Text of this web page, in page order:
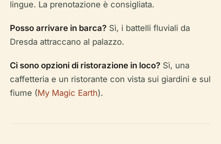
lingue. La prenotazione è consigliata.
Posso arrivare in barca? Sì, i battelli fluviali da
Dresda attraccano al palazzo.
Ci sono opzioni di ristorazione in loco? Sì, una
caffetteria e un ristorante con vista sui giardini e sul
fiume (My Magic Earth).